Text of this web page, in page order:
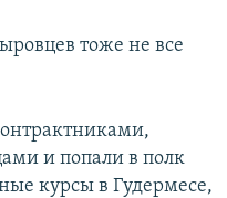
тоже не все
и попали в полк
курсы в Гудермесе,